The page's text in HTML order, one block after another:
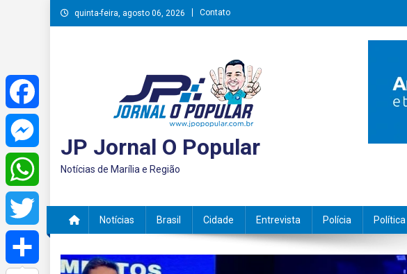
Skip
to
quinta-feira, agosto 06, 2026 Contato
JP Jornal O Popular
Notícias de Marília e Região
Notícias Brasil Cidade Entrevista Polícia Política
Facebook
Messenger
WhatsApp
Twitter